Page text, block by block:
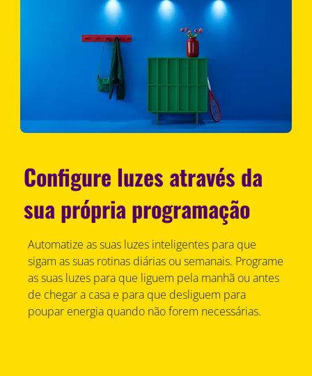
Configure luzes através da
sua própria programação
Automatize as suas luzes inteligentes para que
sigam as suas rotinas diárias ou semanais. Programe
as suas luzes para que liguem pela manhã ou antes
de chegar a casa e para que desliguem para
poupar energia quando não forem necessárias.